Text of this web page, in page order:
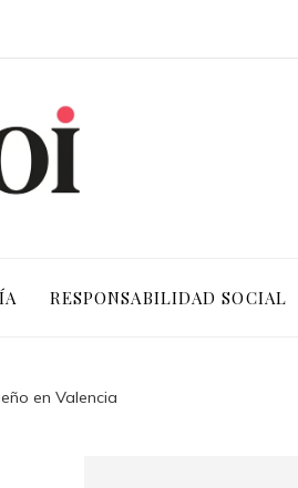
RESPONSABILIDAD SOCIAL
en Valencia